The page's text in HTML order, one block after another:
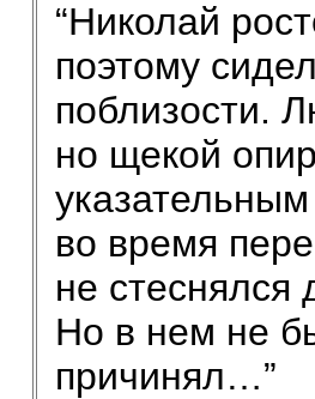
“Николай
поэтому
поблизости.
но щекой
во время
не стеснялся
Но в нем не
причинял…”